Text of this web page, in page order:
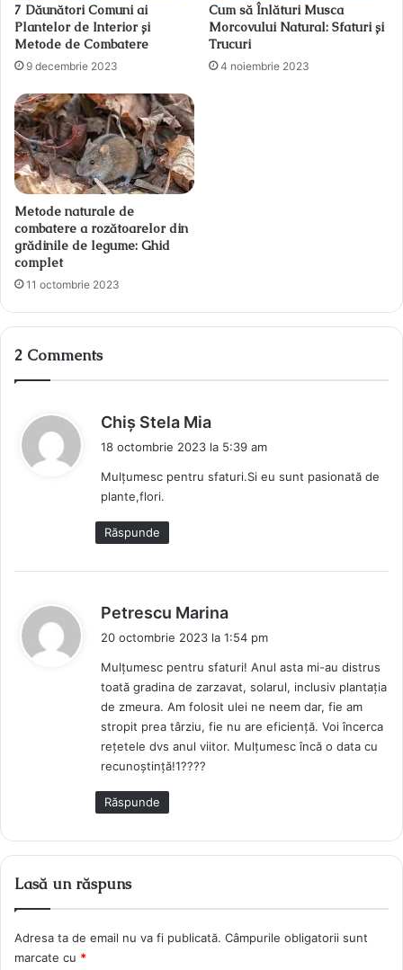
7 Dăunători Comuni ai
Plantelor de Interior și
Metode de Combatere
9 decembrie 2023
Cum să Înlături Musca
Morcovului Natural: Sfaturi și
Trucuri
4 noiembrie 2023
Metode naturale de
combatere a rozătoarelor din
grădinile de legume: Ghid
complet
11 octombrie 2023
2 Comments
Chiș Stela Mia
n
18 octombrie 2023 la 5:39 am
Mulțumesc pentru sfaturi.Si eu sunt pasionată de
plante,flori.
Răspunde
Petrescu Marina
p
n
e
:
20 octombrie 2023 la 1:54 pm
Mulțumesc pentru sfaturi! Anul asta mi-au distrus
toată gradina de zarzavat, solarul, inclusiv plantația
de zmeura. Am folosit ulei ne neem dar, fie am
stropit prea târziu, fie nu are eficiență. Voi încerca
rețetele dvs anul viitor. Mulțumesc încă o data cu
recunoștință!1????
Răspunde
Lasă un răspuns
Adresa ta de email nu va fi publicată. Câmpurile obligatorii sunt
marcate cu *